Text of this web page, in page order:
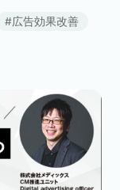
プレイス […]
広告効果改善